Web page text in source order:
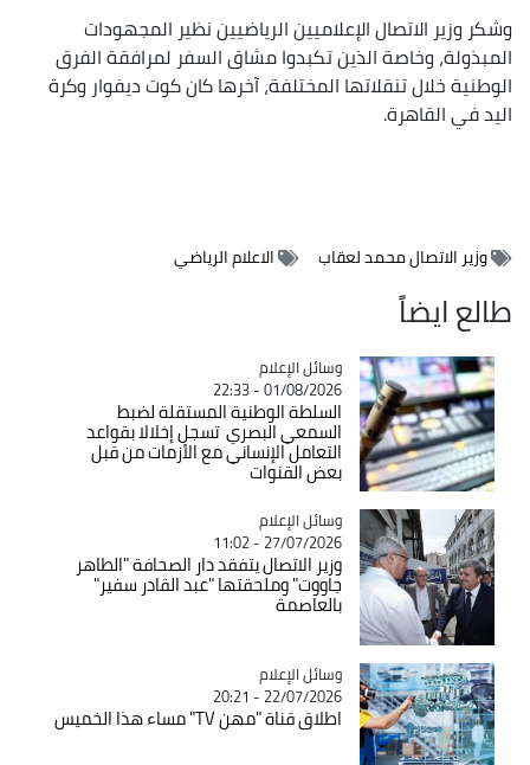
وشكر وزير الاتصال الإعلاميين الرياضيين نظير المجهودات
المبذولة، وخاصة الذين تكبدوا مشاق السفر لمرافقة الفرق
الوطنية خلال تنقلاتها المختلفة، آخرها كان كوت ديفوار وكرة
اليد في القاهرة.
وزير الاتصال محمد لعقاب الاعلام الرياضي
طالع ايضاً
Catégorie
وسائل الإعلام
01/08/2026 - 22:33
السلطة الوطنية المستقلة لضبط
السمعي البصري تسجل إخلالا بقواعد
التعامل الإنساني مع الأزمات من قبل
بعض القنوات
Catégorie
وسائل الإعلام
27/07/2026 - 11:02
وزير الاتصال يتفقد دار الصحافة "الطاهر
جاووت" وملحقتها "عبد القادر سفير"
بالعاصمة
Catégorie
وسائل الإعلام
22/07/2026 - 20:21
اطلاق قناة "مهن TV" مساء هذا الخميس